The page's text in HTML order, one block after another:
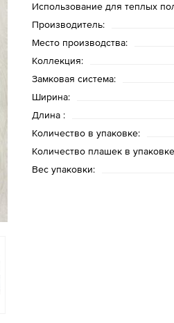
Использование для теплых
Производитель:
Место производства:
Коллекция:
Замковая система:
Ширина:
Длина :
Количество в упаковке:
Количество плашек в
Вес упаковки: